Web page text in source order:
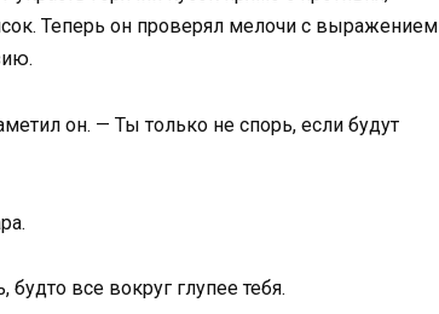
Теперь он проверял мелочи с выражением
он. — Ты только не спорь, если будут
все вокруг глупее тебя.